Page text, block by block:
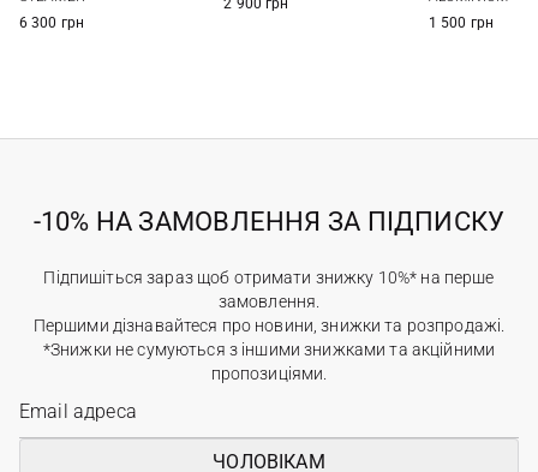
6 300 грн
2 900 грн
1 500 грн
-10% НА ЗАМОВЛЕННЯ ЗА ПІДПИСКУ
Підпишіться зараз щоб отримати знижку 10%* на перше
замовлення.
Першими дізнавайтеся про новини, знижки та розпродажі.
*Знижки не сумуються з іншими знижками та акційними
пропозиціями.
ЧОЛОВІКАМ